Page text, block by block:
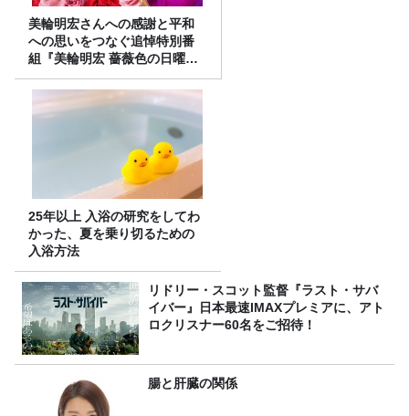
美輪明宏さんへの感謝と平和
への思いをつなぐ追悼特別番
組『美輪明宏 薔薇色の日曜日
～ごきげんよう、ルンルン
～』8/9（日）16時放送
25年以上 入浴の研究をしてわ
かった、夏を乗り切るための
入浴方法
リドリー・スコット監督『ラスト・サバ
イバー』日本最速IMAXプレミアに、アト
ロクリスナー60名をご招待！
腸と肝臓の関係